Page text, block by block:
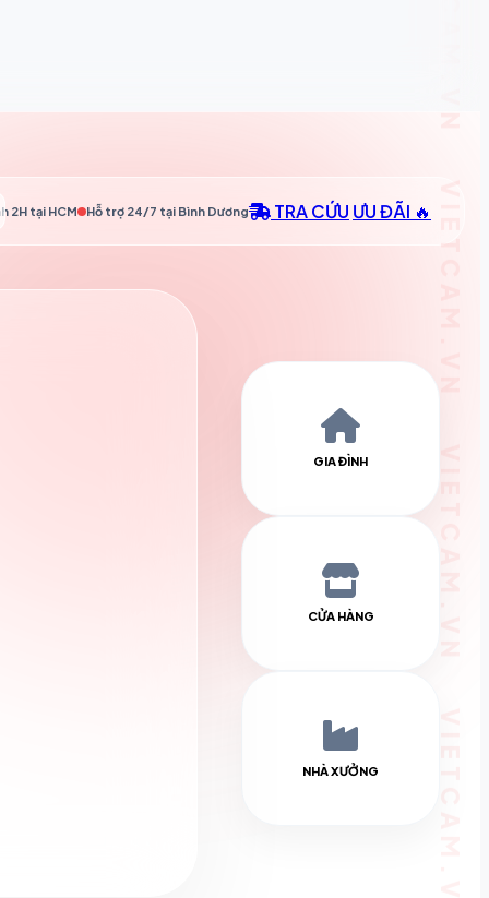
2H tại HCM Hỗ trợ 24/7 tại Bình Dương TRA CỨU ƯU ĐÃI 🔥
GIA ĐÌNH
CỬA HÀNG
NHÀ XƯỞNG